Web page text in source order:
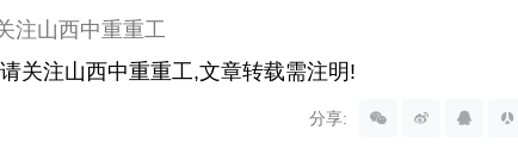
关注山西中重重工,文章转载需注明!
分享: